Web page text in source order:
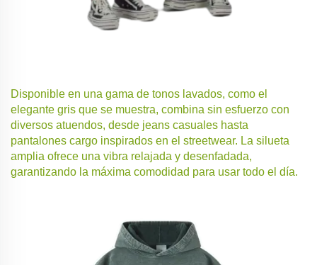
Disponible en una gama de tonos lavados, como el
elegante gris que se muestra, combina sin esfuerzo con
diversos atuendos, desde jeans casuales hasta
pantalones cargo inspirados en el streetwear. La silueta
amplia ofrece una vibra relajada y desenfadada,
garantizando la máxima comodidad para usar todo el día.